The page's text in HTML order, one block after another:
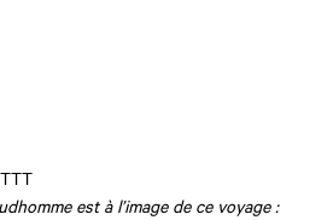
est à l’image de ce voyage :